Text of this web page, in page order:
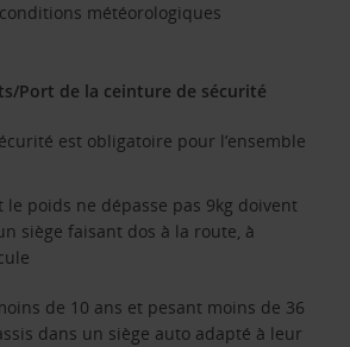
météorologiques
Port de la ceinture de sécurité
est obligatoire pour l’ensemble
le poids ne dépasse pas 9kg doivent
siège faisant dos à la route, à
de 10 ans et pesant moins de 36
dans un siège auto adapté à leur